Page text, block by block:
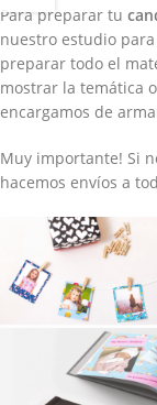
Para preparar tu
nuestro estudio
preparar todo el
mostrar la temática
encargamos de
Muy importante! Si
hacemos envíos a